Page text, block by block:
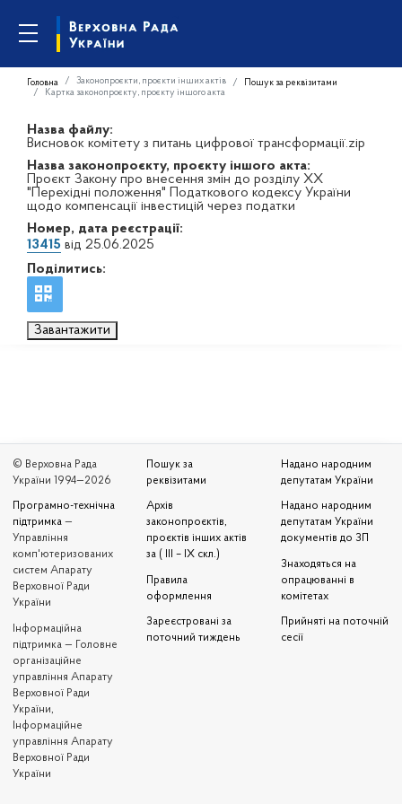
Головна Законопроєкти, проєкти інших актів
Пошук за реквізитами
Картка законопроєкту, проєкту іншого акта
Назва файлу:
Висновок комітету з питань цифрової трансформації.zip
Назва законопроєкту, проєкту іншого акта:
Проєкт Закону про внесення змін до розділу XX
"Перехідні положення" Податкового кодексу України
щодо компенсації інвестицій через податки
Номер, дата реєстрації:
13415 від 25.06.2025
Поділитись:
Завантажити
© Верховна Рада
України 1994—2026
Програмно-технічна
підтримка —
Управління
комп'ютеризованих
систем Апарату
Верховної Ради
України
Iнформаційна
підтримка — Головне
організаційне
управління Апарату
Верховної Ради
України,
Інформаційне
управління Апарату
Верховної Ради
України
Пошук за
реквізитами
Архів
законопроєктів,
проєктів інших актів
за ( III – IX скл.)
Правила
оформлення
Зареєстровані за
поточний тиждень
Надано народним
депутатам України
Надано народним
депутатам України
документів до ЗП
Знаходяться на
опрацюванні в
комітетах
Прийняті на поточній
сесії